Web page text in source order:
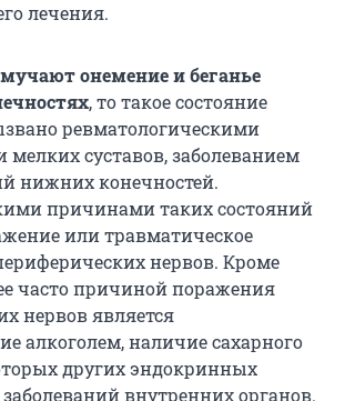
лечения.
онемение и беганье
, то такое состояние
ревматологическими
мелких суставов, заболеванием
нижних конечностей.
причинами таких состояний
или травматическое
нервов. Кроме
часто причиной поражения
нервов является
алкоголем, наличие сахарного
других эндокринных
внутренних органов.